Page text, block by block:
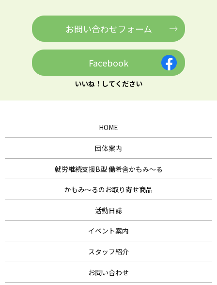
お問い合わせフォーム
Facebook
いいね！してください
HOME
団体案内
就労継続支援B型 働希舎かもみ～る
かもみ～るのお取り寄せ商品
活動日誌
イベント案内
スタッフ紹介
お問い合わせ